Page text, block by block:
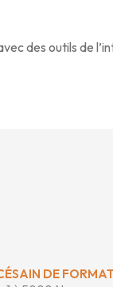
des outils de
DE